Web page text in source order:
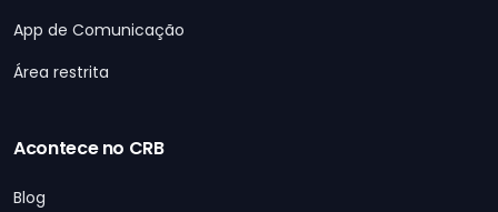
App de Comunicação
Área restrita
Acontece no CRB
Blog